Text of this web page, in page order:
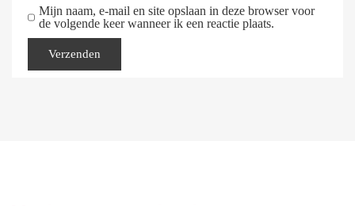
Mijn naam, e-mail en site opslaan in deze browser voor
de volgende keer wanneer ik een reactie plaats.